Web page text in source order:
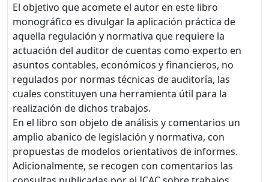
El objetivo que acomete el autor en este libro
monográfico es divulgar la aplicación práctica de
aquella regulación y normativa que requiere la
actuación del auditor de cuentas como experto en
asuntos contables, económicos y financieros, no
regulados por normas técnicas de auditoría, las
cuales constituyen una herramienta útil para la
realización de dichos trabajos.
En el libro son objeto de análisis y comentarios un
amplio abanico de legislación y normativa, con
propuestas de modelos orientativos de informes.
Adicionalmente, se recogen con comentarios las